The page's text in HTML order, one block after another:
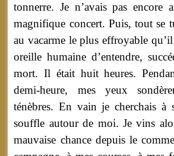
tonnerre. Je n’avais pas encore
magnifique concert. Puis, tout se
au vacarme le plus effroyable
oreille humaine d’entendre,
mort. Il était huit heures.
demi-heure, mes yeux
ténèbres. En vain je cherchais à
souffle autour de moi. Je vins
mauvaise chance depuis le